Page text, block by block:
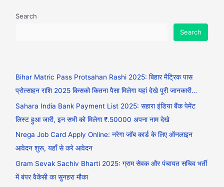
Search
Search
Bihar Matric Pass Protsahan Rashi 2025: बिहार मैट्रिक पास
प्रोत्साहन राशि 2025 किसको कितना पैसा मिलेगा यहां देखे पूरी जानकारी…
Sahara India Bank Payment List 2025: सहारा इंडिया बैंक पेमेंट
लिस्ट हुआ जारी, इन सभी को मिलेगा ₹.50000 अपना नाम देखे
Nrega Job Card Apply Online: नरेगा जॉब कार्ड के लिए ऑनलाइन
आवेदन शुरू, यहाँ से करे आवेदन
Gram Sevak Sachiv Bharti 2025: ग्राम सेवक और पंचायत सचिव भर्ती
में बंपर वैकेंसी का सुनहरा मौका